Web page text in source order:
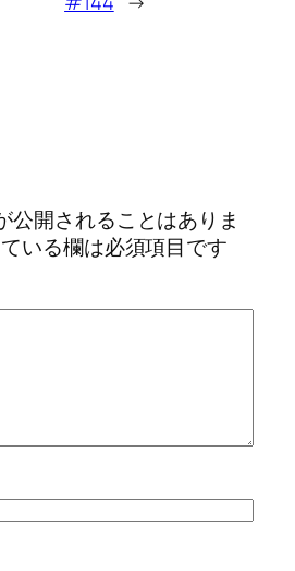
公開されることはありま
いる欄は必須項目です